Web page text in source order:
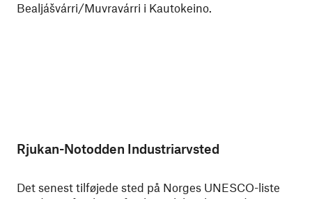
Bealjášvárri/Muvravárri i Kautokeino.
Rjukan-Notodden Industriarvsted
Det senest tilføjede sted på Norges UNESCO-liste